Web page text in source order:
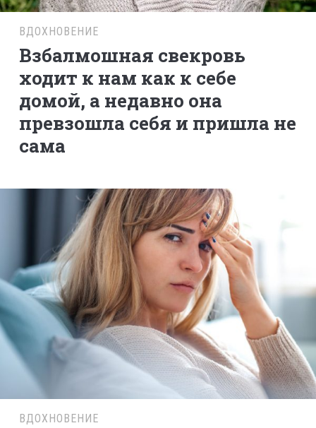
ВДОХНОВЕНИЕ
Взбалмошная свекровь
ходит к нам как к себе
домой, а недавно она
превзошла себя и пришла не
сама
ВДОХНОВЕНИЕ